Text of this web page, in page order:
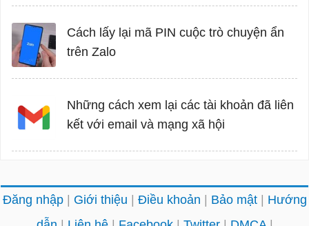
Cách lấy lại mã PIN cuộc trò chuyện ẩn
trên Zalo
Những cách xem lại các tài khoản đã liên
kết với email và mạng xã hội
Đăng nhập Giới thiệu Điều khoản Bảo mật
Hướng